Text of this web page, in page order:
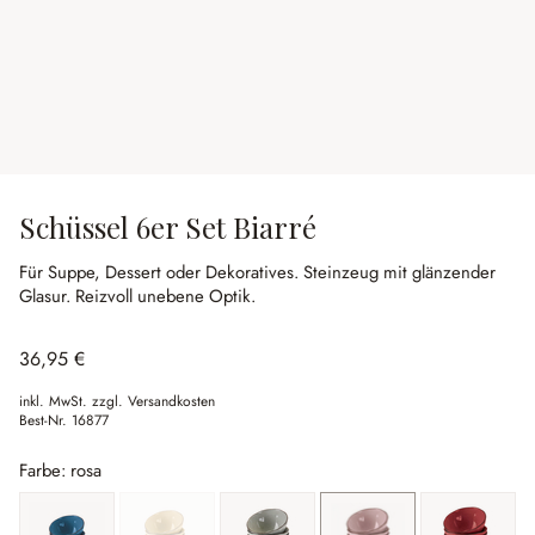
Schüssel 6er Set Biarré
Für Suppe, Dessert oder Dekoratives. Steinzeug mit glänzender
Glasur. Reizvoll unebene Optik.
36,95 €
inkl. MwSt. zzgl. Versandkosten
Best-Nr. 16877
Farbe: rosa